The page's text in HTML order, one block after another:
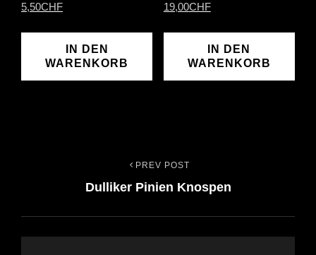
5,50CHF
IN DEN
WARENKORB
19,00CHF
IN DEN
WARENKORB
Navigation
PREV POST
Dulliker Pinien Knospen